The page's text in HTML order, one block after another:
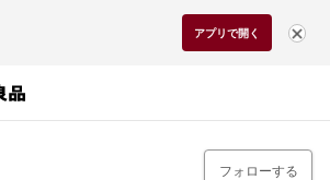
アプリで開く
フォローする